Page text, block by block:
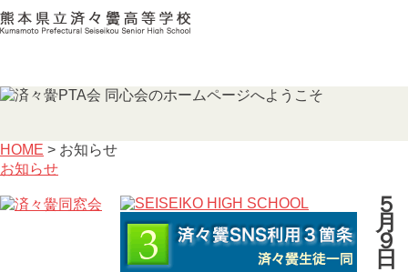
HOME > お知らせ
お知らせ
５
月
９
日